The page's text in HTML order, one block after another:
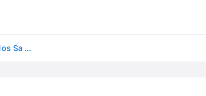
Forcella Rockshox Judy Gold Rl Crw 29" 9qr 100mm Nr 51os Sa - Noir